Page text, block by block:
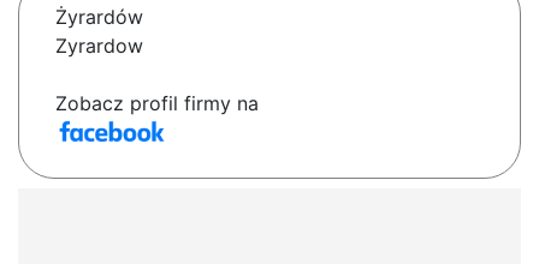
Żyrardów
Zyrardow
Zobacz profil firmy na